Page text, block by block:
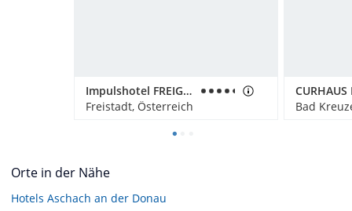
Impulshotel FREIGOLD
Freistadt, Österreich
Bad
Orte in der Nähe
Hotels Aschach an der Donau